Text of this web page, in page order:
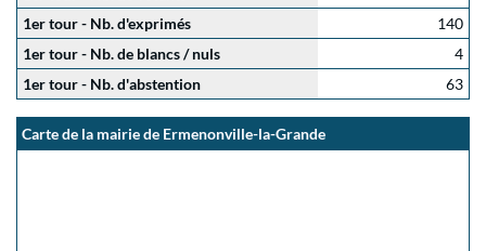
1er tour - Nb. d'exprimés
140
1er tour - Nb. de blancs / nuls
4
1er tour - Nb. d'abstention
63
Carte de la mairie de Ermenonville-la-Grande